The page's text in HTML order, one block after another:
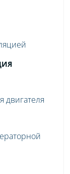
двигателя